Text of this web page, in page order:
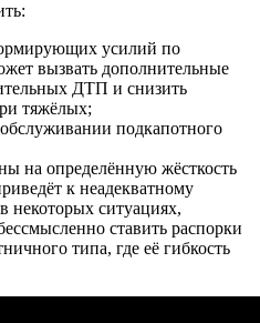
усилий по
вызвать дополнительные
ДТП и снизить
тяжёлых;
подкапотного
на определённую жёсткость
к неадекватному
некоторых ситуациях,
ставить распорки
типа, где её гибкость